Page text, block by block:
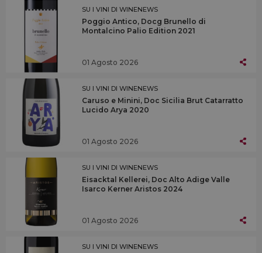
SU I VINI DI WINENEWS
Poggio Antico, Docg Brunello di
Montalcino Palio Edition 2021
01 Agosto 2026
SU I VINI DI WINENEWS
Caruso e Minini, Doc Sicilia Brut Catarratto
Lucido Arya 2020
01 Agosto 2026
SU I VINI DI WINENEWS
Eisacktal Kellerei, Doc Alto Adige Valle
Isarco Kerner Aristos 2024
01 Agosto 2026
SU I VINI DI WINENEWS